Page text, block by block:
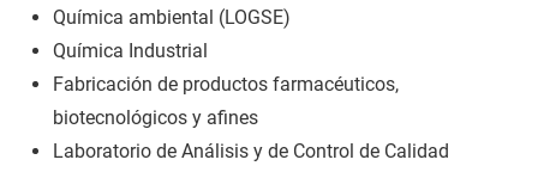
Química ambiental (LOGSE)
Química Industrial
Fabricación de productos farmacéuticos,
biotecnológicos y afines
Laboratorio de Análisis y de Control de Calidad